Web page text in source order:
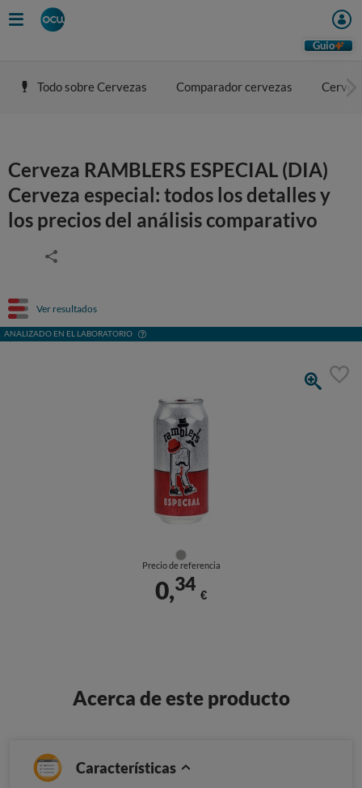
Guio
Todo sobre Cervezas Comparador cervezas
Cerveza RAMBLERS ESPECIAL (DIA)
Cerveza especial: todos los detalles y
los precios del análisis comparativo
Ver resultados
ANALIZADO EN EL LABORATORIO
Precio de referencia
0,34
€
Acerca de este producto
Características